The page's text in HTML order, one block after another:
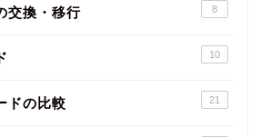
交換・移行 8
10
ドの比較 21